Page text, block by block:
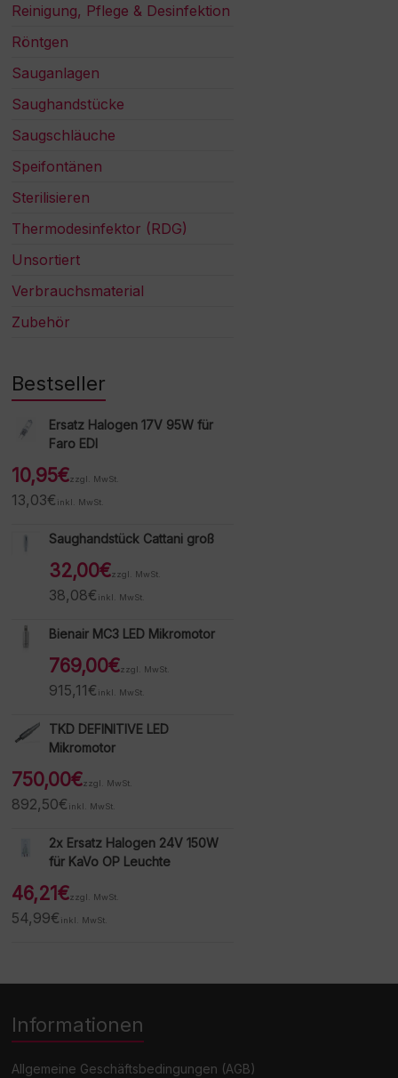
Reinigung, Pflege & Desinfektion
Röntgen
Sauganlagen
Saughandstücke
Saugschläuche
Speifontänen
Sterilisieren
Thermodesinfektor (RDG)
Unsortiert
Verbrauchsmaterial
Zubehör
Bestseller
Ersatz Halogen 17V 95W für
Faro EDI
10,95€zzgl. MwSt.
13,03€ inkl. MwSt.
Saughandstück Cattani groß
32,00€zzgl. MwSt.
38,08€ inkl. MwSt.
Bienair MC3 LED Mikromotor
769,00€zzgl. MwSt.
915,11€ inkl. MwSt.
TKD DEFINITIVE LED
Mikromotor
750,00€zzgl. MwSt.
892,50€ inkl. MwSt.
2x Ersatz Halogen 24V 150W
für KaVo OP Leuchte
46,21€zzgl. MwSt.
54,99€ inkl. MwSt.
Informationen
Allgemeine Geschäftsbedingungen (AGB)